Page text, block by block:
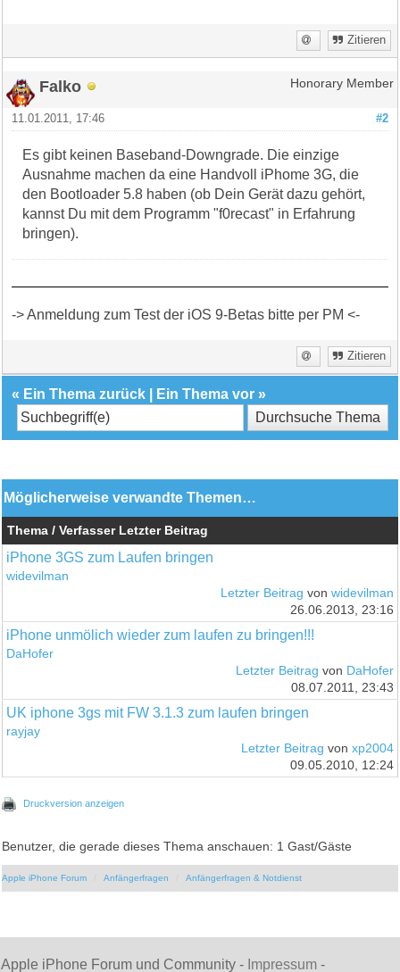
Zitieren
Falko Honorary Member
#2
11.01.2011, 17:46
Es gibt keinen Baseband-Downgrade. Die einzige
Ausnahme machen da eine Handvoll iPhome 3G, die
den Bootloader 5.8 haben (ob Dein Gerät dazu gehört,
kannst Du mit dem Programm "f0recast" in Erfahrung
bringen).
-> Anmeldung zum Test der iOS 9-Betas bitte per PM <-
Zitieren
« Ein Thema zurück Ein Thema vor »
Möglicherweise verwandte Themen…
Thema / Verfasser Letzter Beitrag
iPhone 3GS zum Laufen bringen
widevilman
Letzter Beitrag von widevilman
26.06.2013, 23:16
iPhone unmölich wieder zum laufen zu bringen!!!
DaHofer
Letzter Beitrag von DaHofer
08.07.2011, 23:43
UK iphone 3gs mit FW 3.1.3 zum laufen bringen
rayjay
Letzter Beitrag von xp2004
09.05.2010, 12:24
Druckversion anzeigen
Benutzer, die gerade dieses Thema anschauen: 1 Gast/Gäste
Apple iPhone Forum Anfängerfragen Anfängerfragen & Notdienst
Apple iPhone Forum und Community - Impressum -